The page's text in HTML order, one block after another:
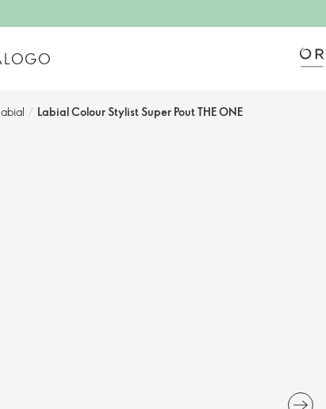
/ Labial Colour Stylist Super Pout THE ONE